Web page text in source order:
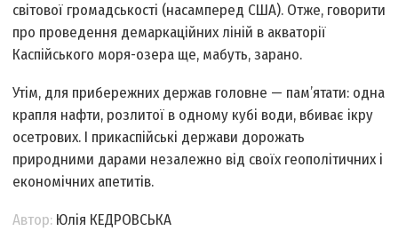
світової громадськості (насамперед США). Отже, говорити
про проведення демаркаційних ліній в акваторії
Каспійського моря-озера ще, мабуть, зарано.
Утім, для прибережних держав головне — пам’ятати: одна
крапля нафти, розлитої в одному кубі води, вбиває ікру
осетрових. І прикаспійські держави дорожать
природними дарами незалежно від своїх геополітичних і
економічних апетитів.
Автор: Юлія КЕДРОВСЬКА